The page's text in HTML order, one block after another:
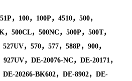
，100，100P，4510，500，
500CL，500NC，500P，500T，
，570，577，588P，900，
，DE-20076-NC，DE-20171，
DE-20266-BK602，DE-8902，DE-